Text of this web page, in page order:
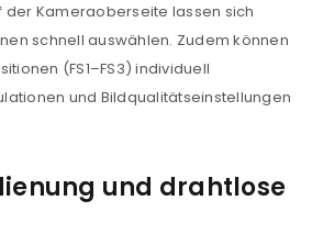
der Kameraoberseite lassen sich
schnell auswählen. Zudem können
(FS1–FS3) individuell
und Bildqualitätseinstellungen
und drahtlose